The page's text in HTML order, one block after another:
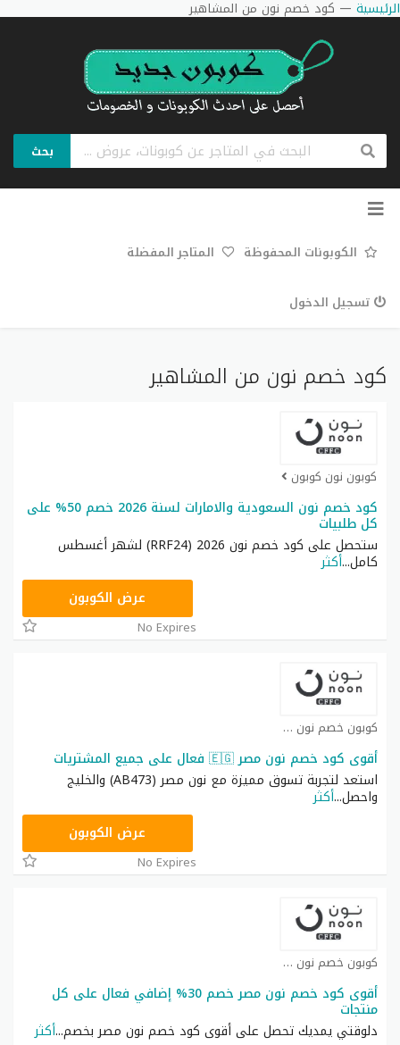
الرئيسية — كود خصم نون من المشاهير
بحث
تخطي
الكوبونات المحفوظة المتاجر المفضلة
تسجيل الدخول
كود خصم نون من المشاهير
كوبون نون كوبون
كود خصم نون السعودية والامارات لسنة 2026 خصم 50% على
كل طلبيات
ستحصل على كود خصم نون 2026 (RRF24) لشهر أغسطس
كامل...أكثر
RRF24عرض الكوبون
No Expires
كوبون خصم نون كوبون
أقوى كود خصم نون مصر 🇪🇬 فعال على جميع المشتريات
استعد لتجربة تسوق مميزة مع نون مصر (AB473) والخليج
واحصل...أكثر
AB473عرض الكوبون
No Expires
كوبون خصم نون كوبون
أقوى كود خصم نون مصر خصم 30% إضافي فعال على كل
منتجات
دلوقتي يمديك تحصل على أقوى كود خصم نون مصر بخصم...أكثر